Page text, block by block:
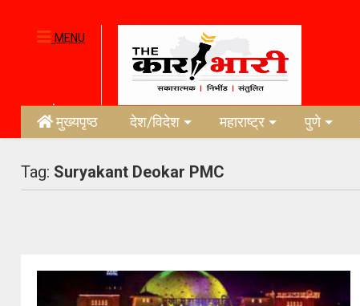
MENU
मुख्यपृष्ठ देश/विदेश महाराष्ट्र पुणे
Tag: Suryakant Deokar PMC